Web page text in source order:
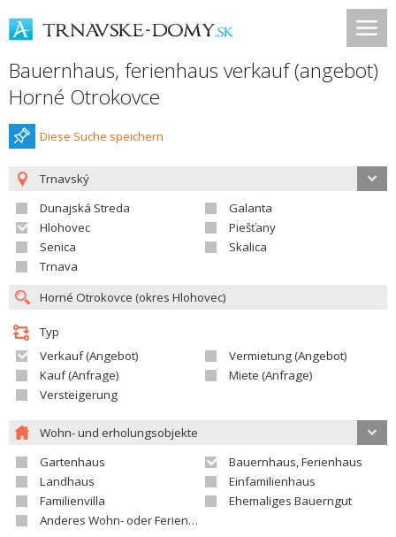
Bauernhaus, ferienhaus verkauf (angebot)
Horné Otrokovce
Diese Suche speichern
Trnavský
Dunajská Streda
Galanta
Hlohovec
Piešťany
Senica
Skalica
Trnava
Typ
Verkauf (Angebot)
Vermietung (Angebot)
Kauf (Anfrage)
Miete (Anfrage)
Versteigerung
Wohn- und erholungsobjekte
Gartenhaus
Bauernhaus, Ferienhaus
Landhaus
Einfamilienhaus
Familienvilla
Ehemaliges Bauerngut
Anderes Wohn- oder Ferienobjekt